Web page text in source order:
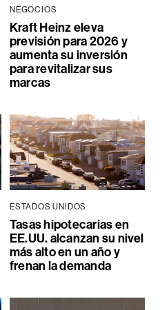
NEGOCIOS
Kraft Heinz eleva
previsión para 2026 y
aumenta su inversión
para revitalizar sus
marcas
ESTADOS UNIDOS
Tasas hipotecarias en
EE.UU. alcanzan su nivel
más alto en un año y
frenan la demanda